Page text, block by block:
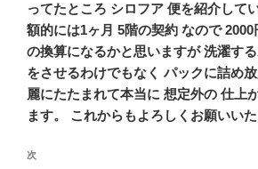
ってたところ シロフア 便を紹介して
額的には1ヶ月 5階の契約 なので
の換算になるかと思いますが 洗濯す
をさせるわけでもなく パックに詰め
麗にたたまれて本当に 想定外の 仕上
ます。 これからもよろしくお願いいた
次
次